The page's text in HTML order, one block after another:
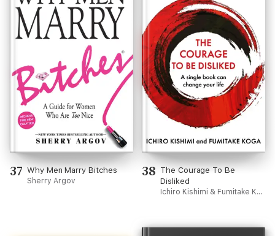
37 Why Men Marry Bitches
Sherry Argov
38 The Courage To Be
Disliked
Ichiro Kishimi & Fumitake Koga